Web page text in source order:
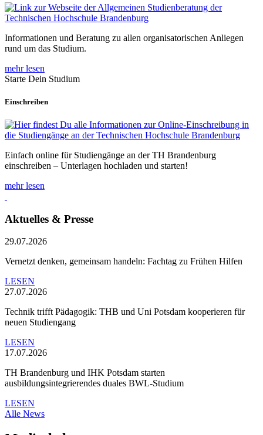
Informationen und Beratung zu allen organisatorischen Anliegen
rund um das Studium.
mehr lesen
Starte Dein Studium
Einschreiben
Einfach online für Studiengänge an der TH Brandenburg
einschreiben – Unterlagen hochladen und starten!
mehr lesen
Aktuelles & Presse
29.07.2026
Vernetzt denken, gemeinsam handeln: Fachtag zu Frühen Hilfen
LESEN
27.07.2026
Technik trifft Pädagogik: THB und Uni Potsdam kooperieren für
neuen Studiengang
LESEN
17.07.2026
TH Brandenburg und IHK Potsdam starten
ausbildungsintegrierendes duales BWL-Studium
LESEN
Alle News